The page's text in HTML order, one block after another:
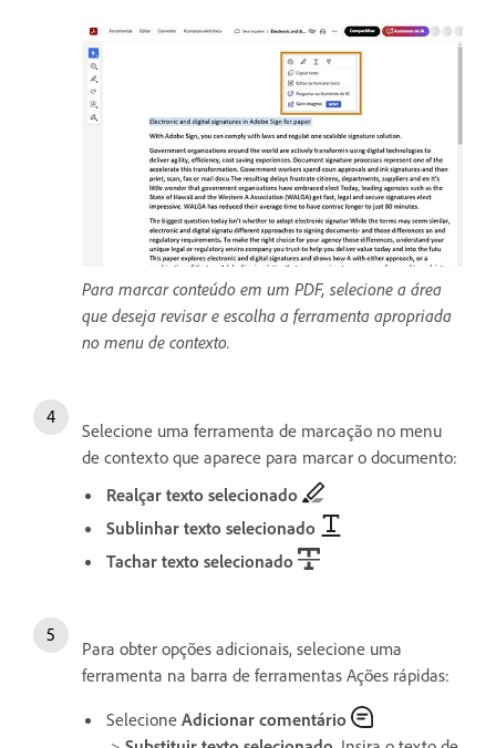
Para marcar conteúdo em um PDF, selecione a área
que deseja revisar e escolha a ferramenta apropriada
no menu de contexto.
Selecione uma ferramenta de marcação no menu
de contexto que aparece para marcar o documento:
Realçar texto selecionado
Sublinhar texto selecionado
Tachar texto selecionado
Para obter opções adicionais, selecione uma
ferramenta na barra de ferramentas Ações rápidas:
Selecione Adicionar comentário